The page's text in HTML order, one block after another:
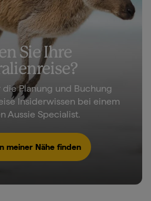
Sie Ihre
Planung und Buchung
Insiderwissen bei einem
Aussie Specialist.
meiner Nähe finden